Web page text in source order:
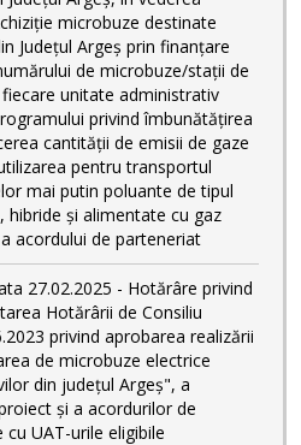
microbuze destinate
Județul Argeș prin finanțare
de microbuze/stații de
unitate administrativ
privind îmbunătățirea
cantității de emisii de gaze
pentru transportul
mai putin poluante de tipul
hibride și alimentate cu gaz
acordului de parteneriat
27.02.2025 - Hotărâre privind
Hotărârii de Consiliu
privind aprobarea realizării
de microbuze electrice
din județul Argeș", a
și a acordurilor de
UAT-urile eligibile